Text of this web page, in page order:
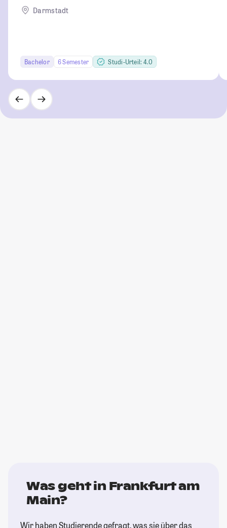
Darmstadt
Bachelor 6 Semester Studi-Urteil: 4.0
Was geht in Frankfurt am
Main?
Wir haben Studierende gefragt, was sie über das